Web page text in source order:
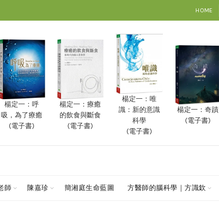
HOME
楊定一：呼
吸，為了療癒
(電子書)
楊定一：療癒
的飲食與斷食
(電子書)
楊定一：唯
識：新的意識
科學
(電子書)
楊定一：奇蹟
(電子書)
師 陳嘉珍 簡湘庭生命藍圖 方醫師的腦科學｜方識欽